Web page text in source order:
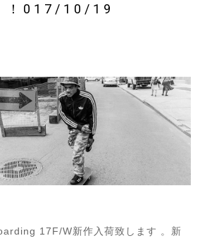
！017/10/19
17F/W新作入荷致します 。新